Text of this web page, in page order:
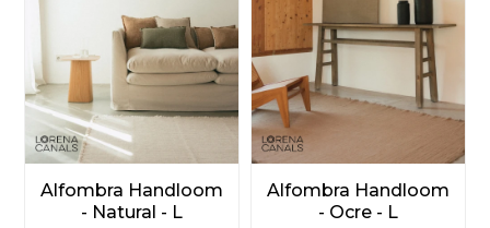
Alfombra Handloom
- Natural - L
Alfombra Handloom
- Ocre - L